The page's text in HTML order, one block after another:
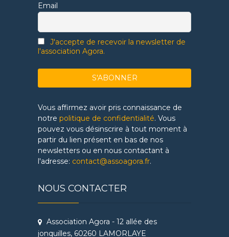
Email
J'accepte de recevoir la newsletter de
l'association Agora.
Vous affirmez avoir pris connaissance de
notre politique de confidentialité. Vous
pouvez vous désinscrire à tout moment à
partir du lien présent en bas de nos
newsletters ou en nous contactant à
l'adresse: contact@assoagora.fr.
NOUS CONTACTER
Association Agora - 12 allée des
jonquilles, 60260 LAMORLAYE